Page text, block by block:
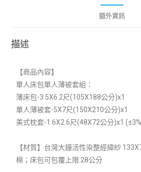
額外資訊
描述
【商品內容】
單人床包單人薄被套組：
薄床包-3.5X6.2尺(105X188公分)x1
單人薄被套-5X7尺(150X210公分)x1
美式枕套-1.6X2.6尺(48X72公分)x1
【材質】 台灣大鐘活性染整經緯紗
棉；床包可包覆上限:28公分